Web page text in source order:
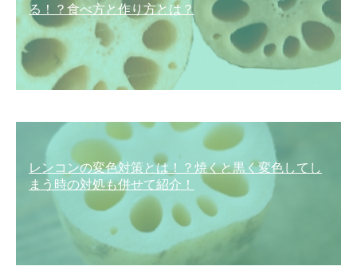
る！？食べ方と作り方とは？
レンコンの変色対策とは！？焼くと黒く変色してし
まう時の対処も併せて紹介！